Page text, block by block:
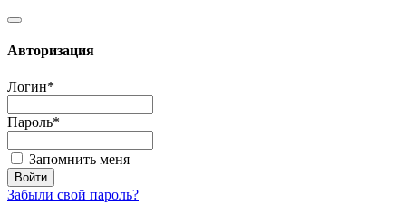
Авторизация
Логин*
Пароль*
Запомнить меня
Забыли свой пароль?